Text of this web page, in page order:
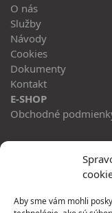
Aby sme vám mohli
O nás
Služby
Návody
Cookies
Dokumenty
Kontakt
E-SHOP
Obchodné
Horný Hričov 483
013 42, Horný Hričov